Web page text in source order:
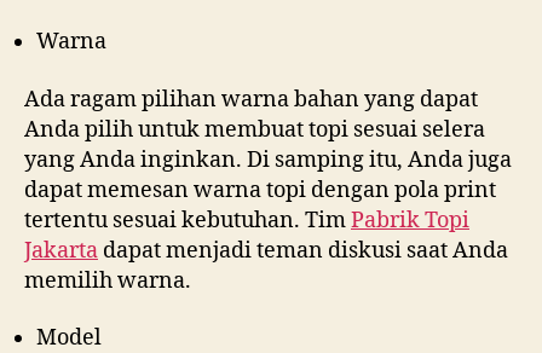
Warna
Ada ragam pilihan warna bahan yang dapat
Anda pilih untuk membuat topi sesuai selera
yang Anda inginkan. Di samping itu, Anda juga
dapat memesan warna topi dengan pola print
tertentu sesuai kebutuhan. TimPabrik Topi
Jakarta dapat menjadi teman diskusi saat Anda
memilih warna.
Model